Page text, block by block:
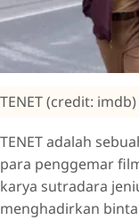
TENET (credit: imdb)
TENET adalah
para penggemar
karya sutradara
menghadirkan